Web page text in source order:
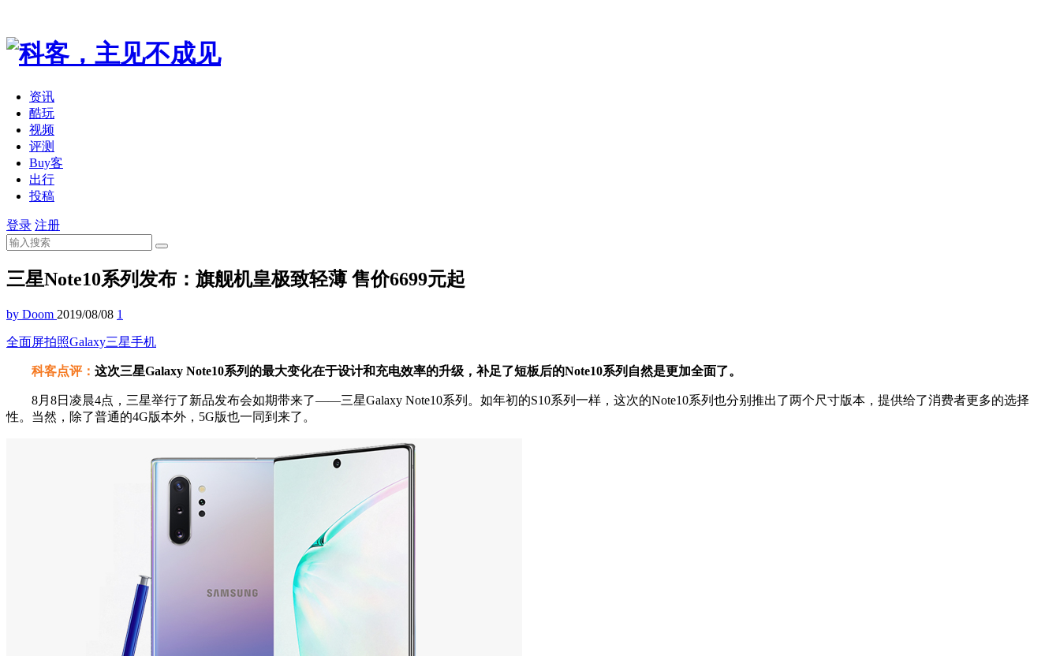
资讯
酷玩
视频
评测
Buy客
出行
投稿
登录 注册
三星Note10系列发布：旗舰机皇极致轻薄 售价6699元起
by Doom 2019/08/08 1
全面屏拍照Galaxy三星手机
科客点评： 这次三星Galaxy Note10系列的最大变化在于设计和充电效率的升级，补足了短板后的Note10系列自然是更加全面了。
8月8日凌晨4点，三星举行了新品发布会如期带来了——三星Galaxy Note10系列。如年初的S10系列一样，这次的Note10系列也分别推出了两个尺寸版本，提供给了消费者更多的选择
性。当然，除了普通的4G版本外，5G版也一同到来了。